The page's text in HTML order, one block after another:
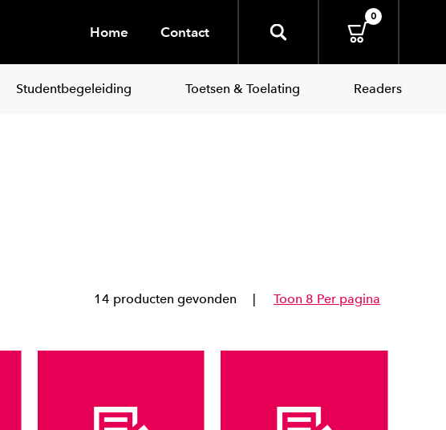
Home Contact
0
Studentbegeleiding Toetsen & Toelating Readers
14 producten gevonden Toon 8 Per pagina